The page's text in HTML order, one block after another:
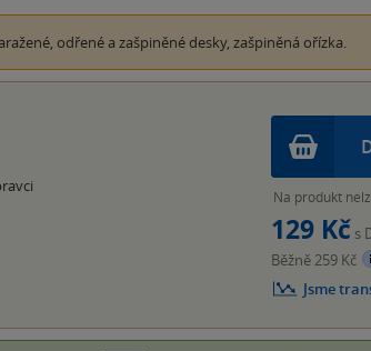
odřené a zašpiněné desky, zašpiněná ořízka.
Na produkt
129 Kč s
Běžně 259 Kč
Jsme